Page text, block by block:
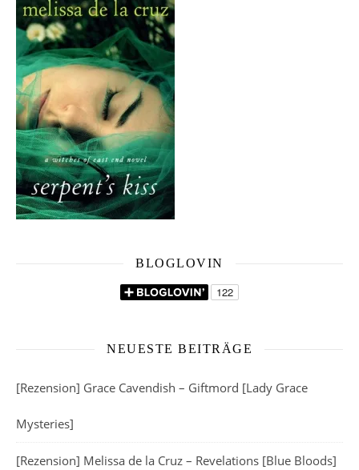
BLOGLOVIN
NEUESTE BEITRÄGE
[Rezension] Grace Cavendish – Giftmord [Lady Grace
Mysteries]
[Rezension] Melissa de la Cruz – Revelations [Blue Bloods]